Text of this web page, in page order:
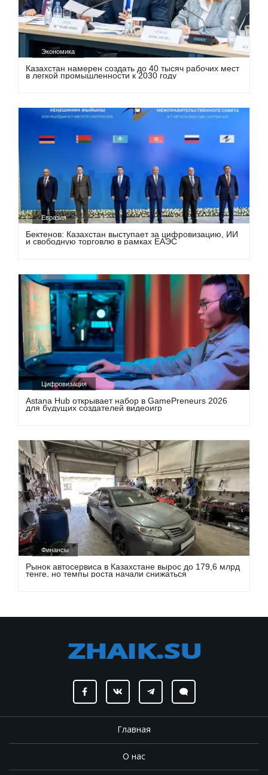
Экономика
Казахстан намерен создать до 40 тысяч рабочих мест
в легкой промышленности к 2030 году
Евразия
Бектенов: Казахстан выступает за цифровизацию, ИИ
и свободную торговлю в рамках ЕАЭС
Цифровизация
Astana Hub открывает набор в GamePreneurs 2026
для будущих создателей видеоигр
Финансы
Рынок автосервиса в Казахстане вырос до 179,6 млрд
тенге, но темпы роста начали снижаться
Главная
О нас